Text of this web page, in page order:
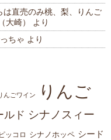
直売のみ桃、梨、りんご
大崎）
より
ちゃ より
んごワイン
りんご
ルド シナノスィー
ッコロ シナノホッペ シード